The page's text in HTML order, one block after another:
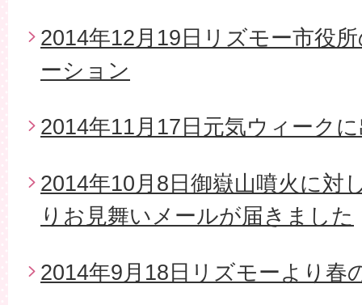
2014年12月19日リズモー市役
ーション
2014年11月17日元気ウィーク
2014年10月8日御嶽山噴火に対
りお見舞いメールが届きました
2014年9月18日リズモーより春